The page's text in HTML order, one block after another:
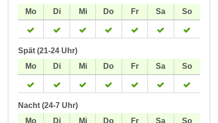
Spät (21-24 Uhr)
Nacht (24-7 Uhr)